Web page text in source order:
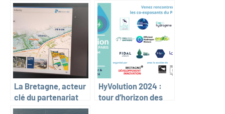
La Bretagne, acteur
clé du partenariat
France-Corée du
HyVolution 2024 :
tour d’horizon des